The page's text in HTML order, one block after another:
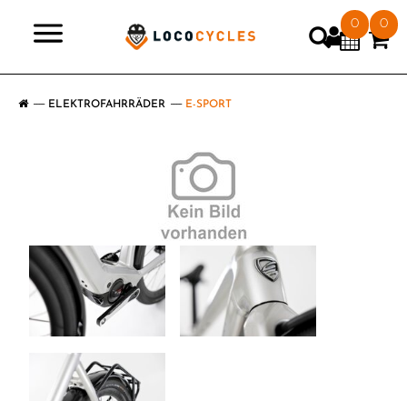
0 0
ELEKTROFAHRRÄDER E-SPORT